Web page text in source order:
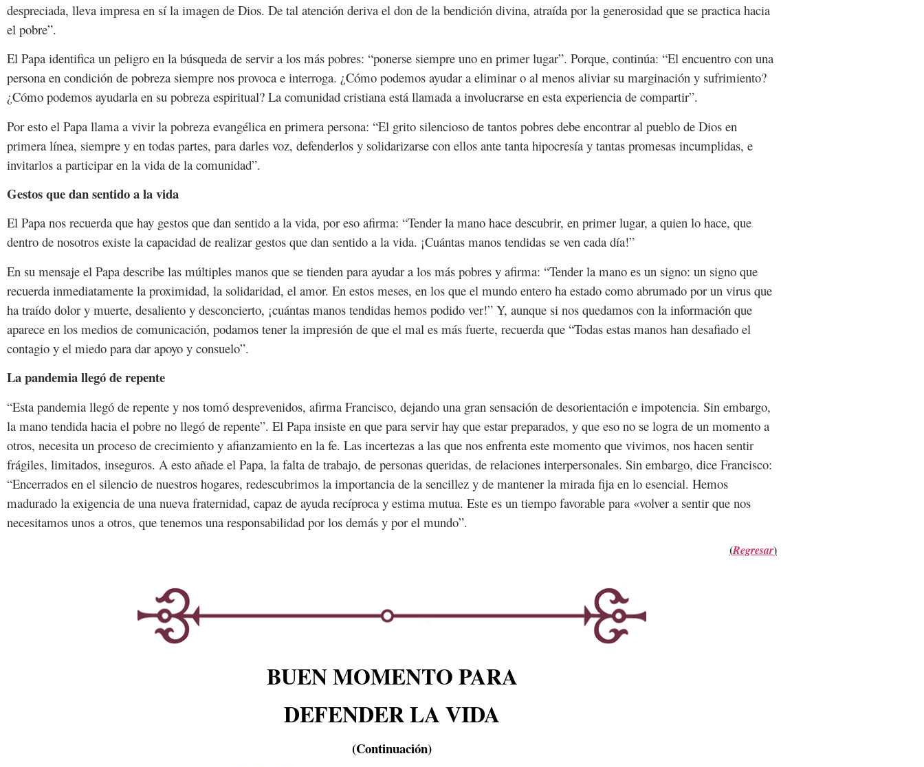
despreciada, lleva impresa en sí la imagen de Dios. De tal atención deriva el don de la bendición divina, atraída por la generosidad que se practica hacia
el pobre”.
El Papa identifica un peligro en la búsqueda de servir a los más pobres: “ponerse siempre uno en primer lugar”. Porque, continúa: “El encuentro con una
persona en condición de pobreza siempre nos provoca e interroga. ¿Cómo podemos ayudar a eliminar o al menos aliviar su marginación y sufrimiento?
¿Cómo podemos ayudarla en su pobreza espiritual? La comunidad cristiana está llamada a involucrarse en esta experiencia de compartir”.
Por esto el Papa llama a vivir la pobreza evangélica en primera persona: “El grito silencioso de tantos pobres debe encontrar al pueblo de Dios en
primera línea, siempre y en todas partes, para darles voz, defenderlos y solidarizarse con ellos ante tanta hipocresía y tantas promesas incumplidas, e
invitarlos a participar en la vida de la comunidad”.
Gestos que dan sentido a la vida
El Papa nos recuerda que hay gestos que dan sentido a la vida, por eso afirma: “Tender la mano hace descubrir, en primer lugar, a quien lo hace, que
dentro de nosotros existe la capacidad de realizar gestos que dan sentido a la vida. ¡Cuántas manos tendidas se ven cada día!”
En su mensaje el Papa describe las múltiples manos que se tienden para ayudar a los más pobres y afirma: “Tender la mano es un signo: un signo que
recuerda inmediatamente la proximidad, la solidaridad, el amor. En estos meses, en los que el mundo entero ha estado como abrumado por un virus que
ha traído dolor y muerte, desaliento y desconcierto, ¡cuántas manos tendidas hemos podido ver!” Y, aunque si nos quedamos con la información que
aparece en los medios de comunicación, podamos tener la impresión de que el mal es más fuerte, recuerda que “Todas estas manos han desafiado el
contagio y el miedo para dar apoyo y consuelo”.
La pandemia llegó de repente
“Esta pandemia llegó de repente y nos tomó desprevenidos, afirma Francisco, dejando una gran sensación de desorientación e impotencia. Sin embargo,
la mano tendida hacia el pobre no llegó de repente”. El Papa insiste en que para servir hay que estar preparados, y que eso no se logra de un momento a
otros, necesita un proceso de crecimiento y afianzamiento en la fe. Las incertezas a las que nos enfrenta este momento que vivimos, nos hacen sentir
frágiles, limitados, inseguros. A esto añade el Papa, la falta de trabajo, de personas queridas, de relaciones interpersonales. Sin embargo, dice Francisco:
“Encerrados en el silencio de nuestros hogares, redescubrimos la importancia de la sencillez y de mantener la mirada fija en lo esencial. Hemos
madurado la exigencia de una nueva fraternidad, capaz de ayuda recíproca y estima mutua. Este es un tiempo favorable para «volver a sentir que nos
necesitamos unos a otros, que tenemos una responsabilidad por los demás y por el mundo”.
(Regresar)
BUEN MOMENTO PARA
DEFENDER LA VIDA
(Continuación)